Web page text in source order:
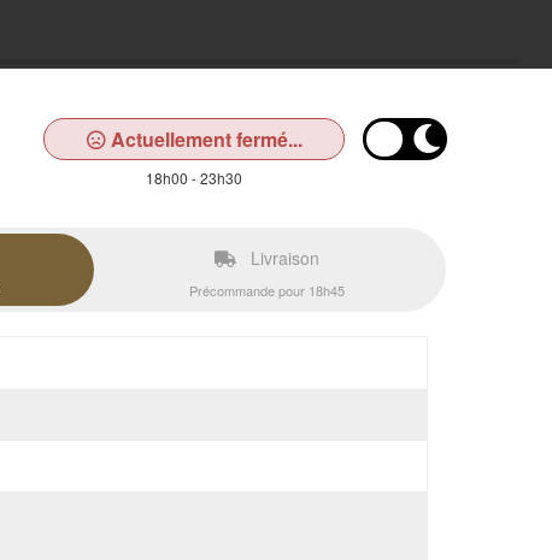
Actuellement fermé...
18h00 - 23h30
Livraison
Précommande pour 18h45